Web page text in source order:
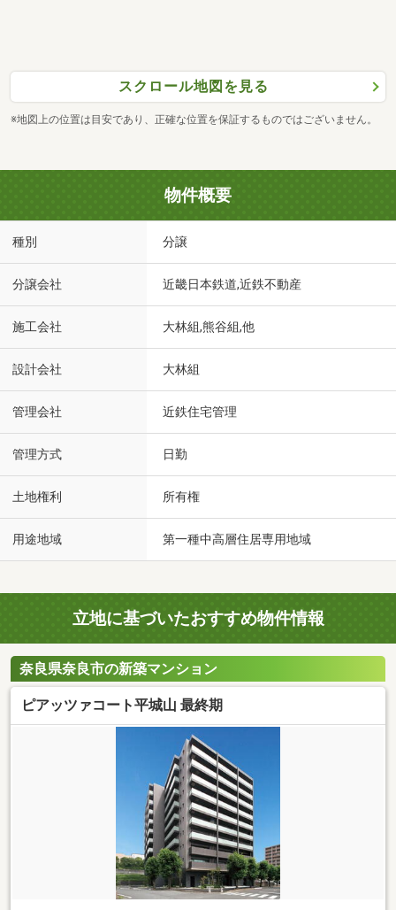
スクロール地図を見る
※地図上の位置は目安であり、正確な位置を保証するものではございません。
物件概要
種別 分譲
分譲会社 近畿日本鉄道,近鉄不動産
施工会社 大林組,熊谷組,他
設計会社 大林組
管理会社 近鉄住宅管理
管理方式 日勤
土地権利 所有権
用途地域 第一種中高層住居専用地域
立地に基づいたおすすめ物件情報
奈良県奈良市の新築マンション
ピアッツァコート平城山 最終期